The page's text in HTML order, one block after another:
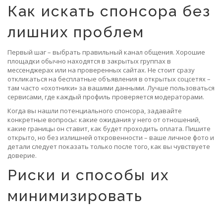
Как искать спонсора без
лишних проблем
Первый шаг – выбрать правильный канал общения. Хорошие
площадки обычно находятся в закрытых группах в
мессенджерах или на проверенных сайтах. Не стоит сразу
откликаться на бесплатные объявления в открытых соцсетях –
там часто «охотники» за вашими данными. Лучше пользоваться
сервисами, где каждый профиль проверяется модераторами.
Когда вы нашли потенциального спонсора, задавайте
конкретные вопросы: какие ожидания у него от отношений,
какие границы он ставит, как будет проходить оплата. Пишите
открыто, но без излишней откровенности – ваше личное фото и
детали следует показать только после того, как вы чувствуете
доверие.
Риски и способы их
минимизировать